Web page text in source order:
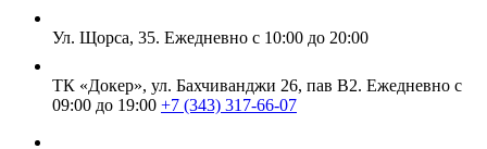
Ул. Щорса, 35. Ежедневно с 10:00 до 20:00
ТК «Докер», ул. Бахчиванджи 26, пав В2. Ежедневно с
09:00 до 19:00 +7 (343) 317-66-07